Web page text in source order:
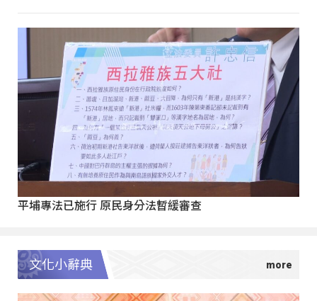
平埔專法已施行 原民身分法暫緩審查
文化小辭典